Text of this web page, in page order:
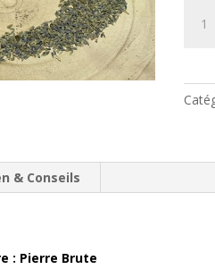
Quartz
Rose
& Conseils
pierre : Pierre Brute